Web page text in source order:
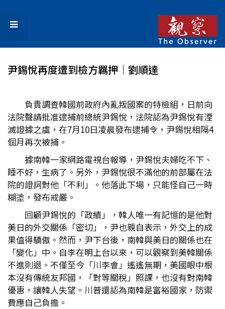
尹錫悅再度遭到檢方羈押│劉順達
負責調查韓國前政府內亂叛國案的特檢組，日前向
法院聲請批准逮捕前總統尹錫悅，法院認為尹錫悅有湮
滅證據之虞，在7月10日凌晨發布逮捕令，尹錫悅相隔4
個月再次被捕。
據南韓一家網路電視台報導，尹錫悅夫婦吃不下、
睡不好，生病了。另外，尹錫悅很不滿他的前部屬在法
院的證詞對他「不利」。他落此下場，只能怪自己一時
糊塗，發布戒嚴。
回顧尹錫悅的「政績」，韓人唯一有記憶的是他對
美日的外交關係「密切」，尹也親自表示，外交上的成
果值得驕傲。然而，尹下台後，南韓與美日的關係也在
「變化」中。自李在明上台以來，可以觀察到美韓關係
不進則退。不僅至今「川李會」遙遙無期，美國眼中根
本沒有傳統友邦國，「對等關稅」照課，也沒有對南韓
優惠，讓韓人失望。川普還認為南韓是富裕國家，防禦
費應自己負擔。